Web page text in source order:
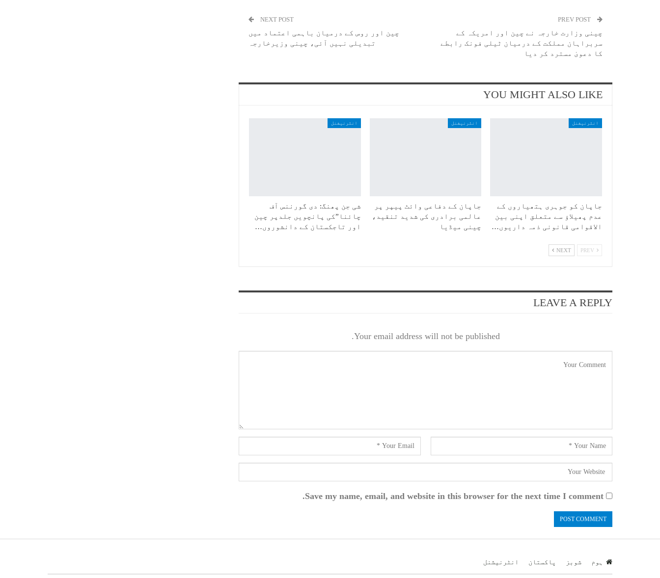
چینی وزارت خارجہ نے چین اور امریکہ کے
سربراہان مملکت کے درمیان ٹیلی فونک رابطے
کا دعویٰ مسترد کر دیا
NEXT POST
چین اور روس کے درمیان باہمی اعتماد میں
تبدیلی نہیں آئی، چینی وزیرخارجہ
YOU MIGHT ALSO LIKE
انٹرنیشنل
جاپان کو جوہری ہتھیاروں کے
عدم پھیلاؤ سے متعلق اپنی بین
الاقوامی قانونی ذمہ داریوں…
انٹرنیشنل
جاپان کے دفاعی وائٹ پیپر پر
عالمی برادری کی شدید تنقید،
چینی میڈیا
انٹرنیشنل
شی جن پھنگ: دی گورننس آف
چائنا”کی پانچویں جلدپر چین
اور تاجکستان کے دانشوروں…
NEXT
LEAVE A REPLY
Your email address will not be published.
Save my name, email, and website in this browser for the next time I comment.
ہوم شوبز پاکستان انٹرنیشنل